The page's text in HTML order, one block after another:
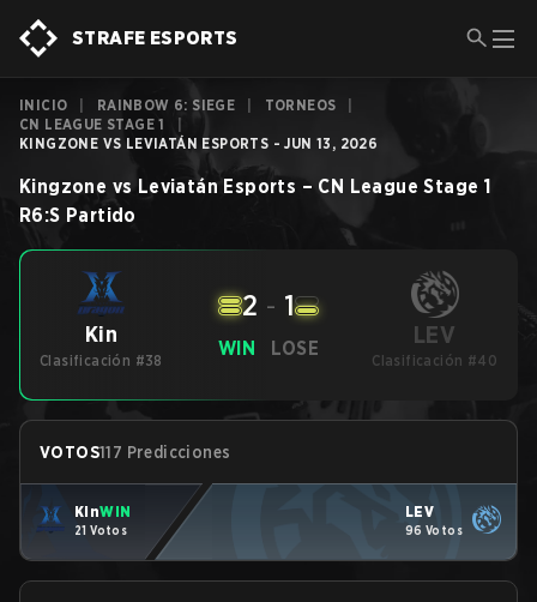
STRAFE ESPORTS
INICIO RAINBOW 6: SIEGE TORNEOS
CN LEAGUE STAGE 1
KINGZONE VS LEVIATÁN ESPORTS - JUN 13, 2026
Kingzone vs Leviatán Esports – CN League Stage 1
R6:S Partido
Kin
Clasificación #38
WIN
2 - 1
LOSE LEV
Clasificación #40
VOTOS117 Predicciones
KinWIN
21 Votos
LEV
96 Votos